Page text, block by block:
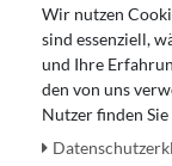
Wir nutzen
sind essenziell,
und Ihre
den von uns
Nutzer finden